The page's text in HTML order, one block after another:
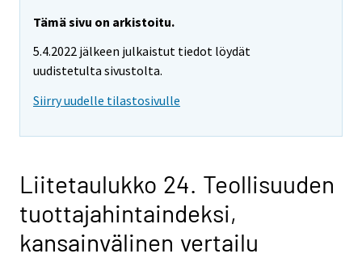
Tämä sivu on arkistoitu.
5.4.2022 jälkeen julkaistut tiedot löydät
uudistetulta sivustolta.
Siirry uudelle tilastosivulle
Liitetaulukko 24. Teollisuuden
tuottajahintaindeksi,
kansainvälinen vertailu